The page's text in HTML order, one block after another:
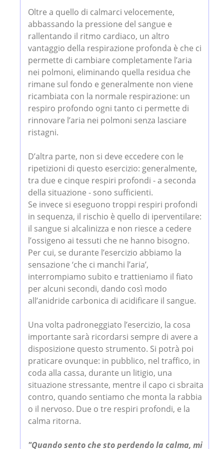
Oltre a quello di calmarci velocemente,
abbassando la pressione del sangue e
rallentando il ritmo cardiaco, un altro
vantaggio della respirazione profonda è che ci
permette di cambiare completamente l’aria
nei polmoni, eliminando quella residua che
rimane sul fondo e generalmente non viene
ricambiata con la normale respirazione: un
respiro profondo ogni tanto ci permette di
rinnovare l’aria nei polmoni senza lasciare
ristagni.
D’altra parte, non si deve eccedere con le
ripetizioni di questo esercizio: generalmente,
tra due e cinque respiri profondi - a seconda
della situazione - sono sufficienti.
Se invece si eseguono troppi respiri profondi
in sequenza, il rischio è quello di iperventilare:
il sangue si alcalinizza e non riesce a cedere
l’ossigeno ai tessuti che ne hanno bisogno.
Per cui, se durante l’esercizio abbiamo la
sensazione ‘che ci manchi l’aria’,
interrompiamo subito e trattieniamo il fiato
per alcuni secondi, dando così modo
all’anidride carbonica di acidificare il sangue.
Una volta padroneggiato l’esercizio, la cosa
importante sarà ricordarsi sempre di avere a
disposizione questo strumento. Si potrà poi
praticare ovunque: in pubblico, nel traffico, in
coda alla cassa, durante un litigio, una
situazione stressante, mentre il capo ci sbraita
contro, quando sentiamo che monta la rabbia
o il nervoso. Due o tre respiri profondi, e la
calma ritorna.
"Quando sento che sto perdendo la calma, mi